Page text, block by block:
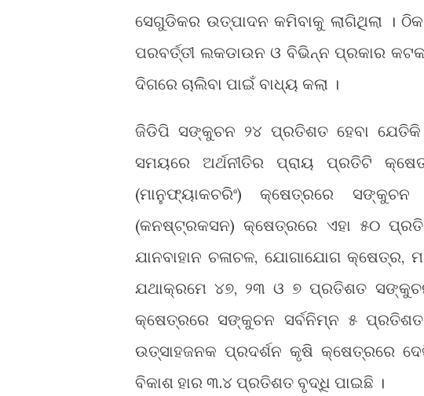
ସେଗୁଡିକର ଉତ୍ପାଦନ କମିବାକୁ ଲାଗିଥିଲା ।
ପରବର୍ତ୍ତୀ ଲକଡାଉନ ଓ ବିଭିନ୍ନ ପ୍ରକାର
ଦିଗରେ ଚାଲିବା ପାଇଁ ବାଧ୍ୟ କଲା ।
ଜିଡିପି ସଙ୍କୁଚନ ୨୪ ପ୍ରତିଶତ ହେବା ଯେତିକି
ସମୟରେ ଅର୍ଥନୀତିର ପ୍ରାୟ ପ୍ରତିଟି
(ମାନୁଫ୍ୟାକଚରିଂ) କ୍ଷେତ୍ରରେ
(କନଷ୍ଟ୍ରକସନ) କ୍ଷେତ୍ରରେ ଏହା ୫୦
ଯାନବାହାନ ଚଳାଚଳ, ଯୋଗାଯୋଗ
ଯଥାକ୍ରମେ ୪୭, ୨୩ ଓ ୭ ପ୍ରତିଶତ
କ୍ଷେତ୍ରରେ ସଙ୍କୁଚନ ସର୍ବନିମ୍ନ ୫
ଉତ୍ସାହଜନକ ପ୍ରଦର୍ଶନ କୃଷି କ୍ଷେତ୍ରରେ
ବିକାଶ ହାର ୩.୪ ପ୍ରତିଶତ ବୃଦ୍ଧି ପାଇଛି ।